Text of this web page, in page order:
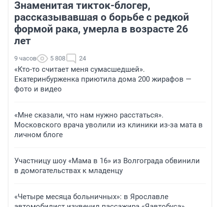
Знаменитая тикток-блогер,
рассказывавшая о борьбе с редкой
формой рака, умерла в возрасте 26
лет
9 часов 5 808 24
«Кто-то считает меня сумасшедшей».
Екатеринбурженка приютила дома 200 жирафов —
фото и видео
«Мне сказали, что нам нужно расстаться».
Московского врача уволили из клиники из-за мата в
личном блоге
Участницу шоу «Мама в 16» из Волгограда обвинили
в домогательствах к младенцу
«Четыре месяца больничных»: в Ярославле